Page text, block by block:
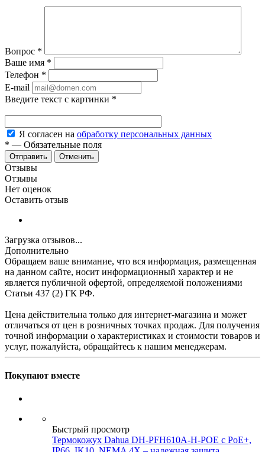
Вопрос *
Ваше имя *
Телефон *
E-mail
Введите текст с картинки *
Я согласен на обработку персональных данных
* — Обязательные поля
Отменить
Отзывы
Отзывы
Нет оценок
Оставить отзыв
Загрузка отзывов...
Дополнительно
Обращаем ваше внимание, что вся информация, размещенная
на данном сайте, носит информационный характер и не
является публичной офертой, определяемой положениями
Статьи 437 (2) ГК РФ.
Цена действительна только для интернет-магазина и может
отличаться от цен в розничных точках продаж. Для получения
точной информации о характеристиках и стоимости товаров и
услуг, пожалуйста, обращайтесь к нашим менеджерам.
Покупают вместе
Быстрый просмотр
Термокожух Dahua DH-PFH610A-H-POE с PoE+,